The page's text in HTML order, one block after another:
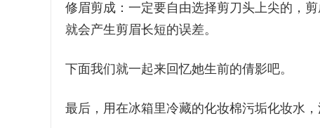
修眉剪成：一定要自由选择剪刀头上尖的，
就会产生剪眉长短的误差。
下面我们就一起来回忆她生前的倩影吧。
最后，用在冰箱里冷藏的化妆棉污垢化妆水